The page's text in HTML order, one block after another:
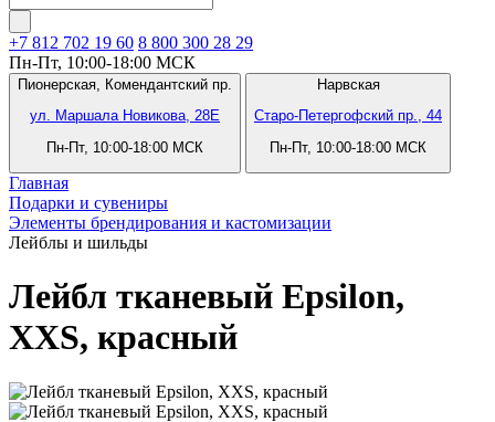
+7 812 702 19 60 8 800 300 28 29
Пн-Пт, 10:00-18:00 МСК
Пионерская, Комендантский пр.
ул. Маршала Новикова, 28Е
Пн-Пт, 10:00-18:00 МСК
Нарвская
Старо-Петергофский пр., 44
Пн-Пт, 10:00-18:00 МСК
Главная
Подарки и сувениры
Элементы брендирования и кастомизации
Лейблы и шильды
Лейбл тканевый Epsilon,
XXS, красный